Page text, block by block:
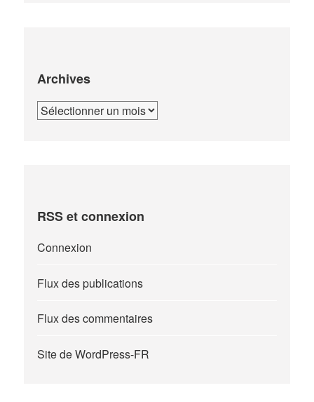
Archives
Archives
RSS et connexion
Connexion
Flux des publications
Flux des commentaires
Site de WordPress-FR